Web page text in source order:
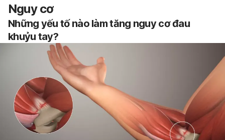
Nguy cơ
Những yếu tố nào làm tăng nguy cơ đau
khuỷu tay?